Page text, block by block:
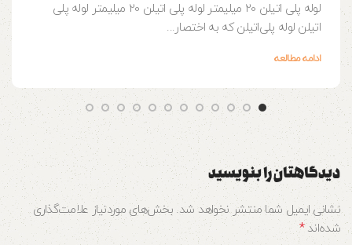
لوله پلی اتیلن 20 میلیمتر لوله پلی اتیلن 20 میلیمتر لوله پلی
اتیلن لوله‌ پلی‌اتیلن که به اختصار...
ادامه مطالعه
دیدگاهتان را بنویسید
نشانی ایمیل شما منتشر نخواهد شد. بخش‌های موردنیاز علامت‌گذاری
شده‌اند*